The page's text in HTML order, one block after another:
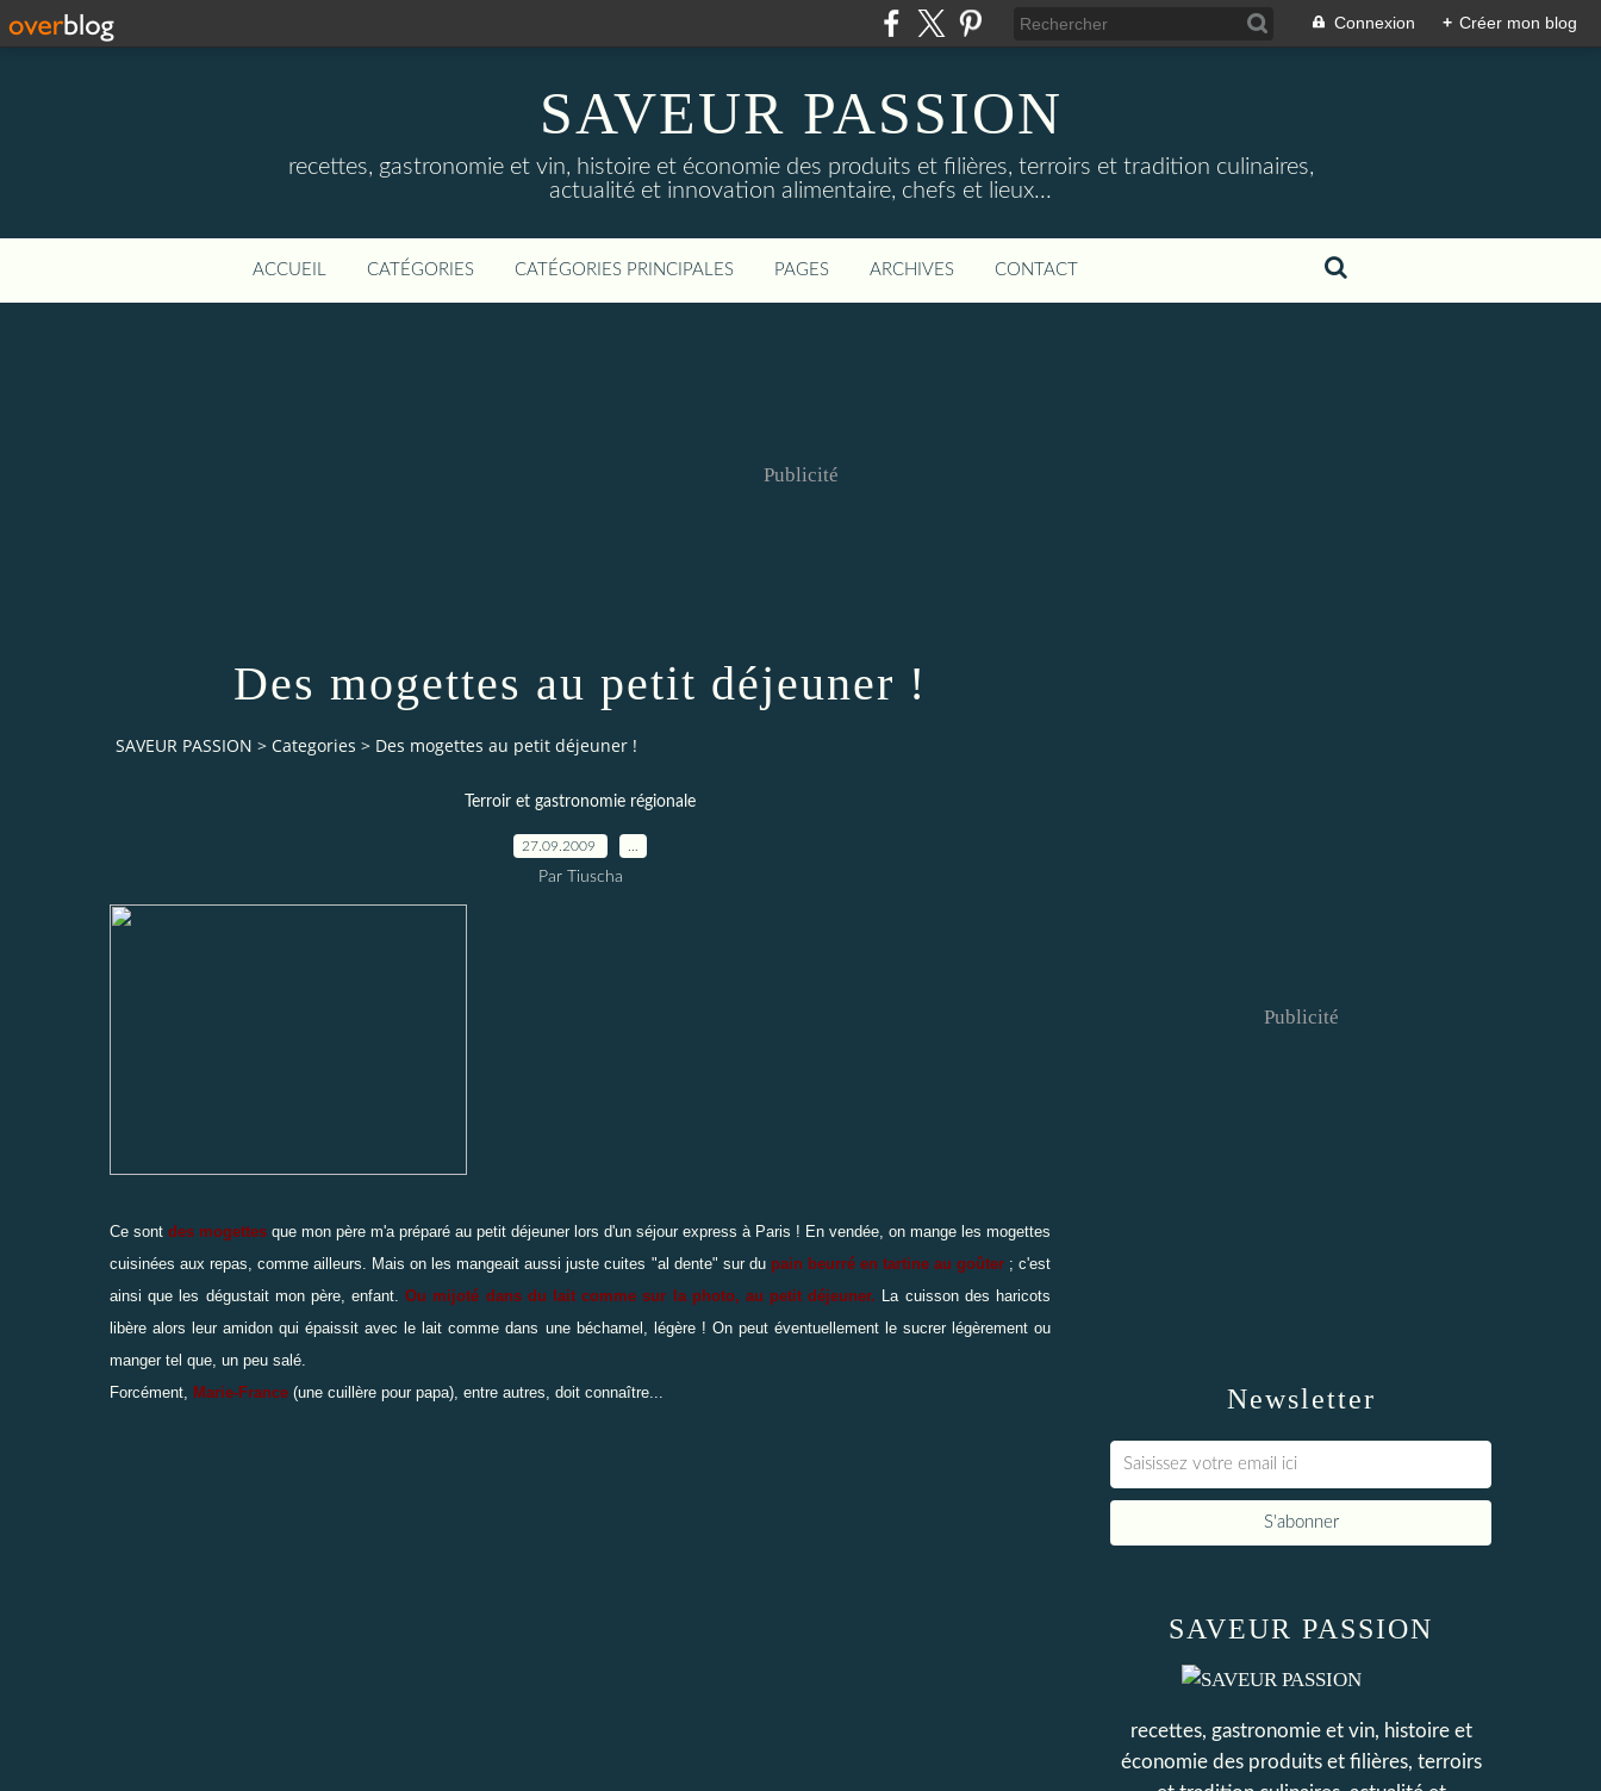
Connexion + Créer mon blog
SAVEUR PASSION
recettes, gastronomie et vin, histoire et économie des produits et filières, terroirs et tradition culinaires,
actualité et innovation alimentaire, chefs et lieux...
ACCUEIL CATÉGORIES CATÉGORIES PRINCIPALES PAGES ARCHIVES CONTACT
Publicité
Des mogettes au petit déjeuner !
SAVEUR PASSION > Categories > Des mogettes au petit déjeuner !
Terroir et gastronomie régionale
27.09.2009
Par Tiuscha
Ce sont des mogettes que mon père m'a préparé au petit déjeuner lors d'un séjour express à Paris ! En vendée, on mange les mogettes
cuisinées aux repas, comme ailleurs. Mais on les mangeait aussi juste cuites "al dente" sur du pain beurré en tartine au goûter; c'est
ainsi que les dégustait mon père, enfant.Ou mijoté dans du lait comme sur la photo, au petit déjeuner. La cuisson des haricots
libère alors leur amidon qui épaissit avec le lait comme dans une béchamel, légère ! On peut éventuellement le sucrer légèrement ou
manger tel que, un peu salé.
Forcément,
Marie-France (une cuillère pour papa), entre autres, doit connaître... Newsletter
Publicité
SAVEUR PASSION
recettes, gastronomie et vin, histoire et
économie des produits et filières, terroirs